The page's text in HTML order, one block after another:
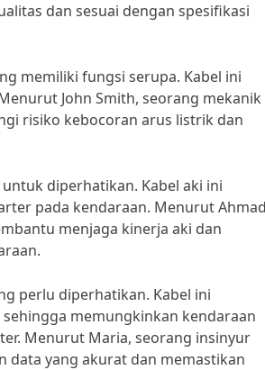
dan sesuai dengan spesifikasi
memiliki fungsi serupa. Kabel ini
John Smith, seorang mekanik
risiko kebocoran arus listrik dan
diperhatikan. Kabel aki ini
pada kendaraan. Menurut
menjaga kinerja aki dan
perlu diperhatikan. Kabel ini
memungkinkan kendaraan
Menurut Maria, seorang insinyur
data yang akurat dan memastikan